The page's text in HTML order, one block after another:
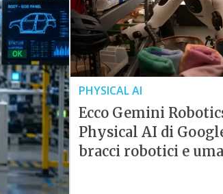
PHYSICAL AI
Ecco Gemini
Physical AI di
bracci robotici e